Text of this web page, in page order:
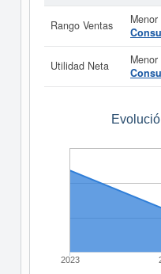
Rango Ventas
Utilidad Neta
2023